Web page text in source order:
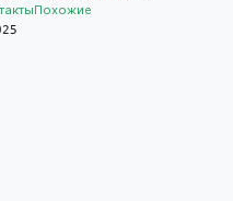
Похожие